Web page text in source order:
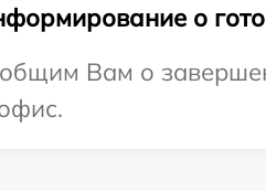
о
Вам о